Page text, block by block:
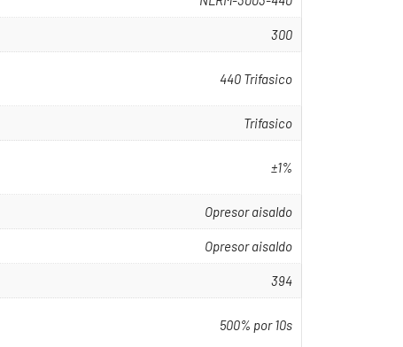
300
440 Trifasico
Trifasico
±1%
Opresor aisaldo
Opresor aisaldo
394
500% por 10s